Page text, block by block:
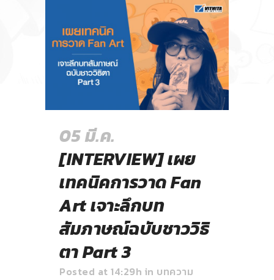
05 มี.ค.
[INTERVIEW] เผย
เทคนิคการวาด Fan
Art เจาะลึกบท
สัมภาษณ์ฉบับชาววิธิ
ตา Part 3
Posted at 14:29h in บทความ